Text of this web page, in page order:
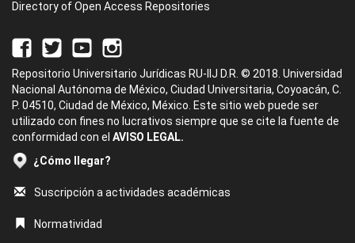
Directory of Open Access Repositories
Repositorio Universitario Jurídicas RU-IIJ D.R. © 2018. Universidad
Nacional Autónoma de México, Ciudad Universitaria, Coyoacán, C.
P. 04510, Ciudad de México, México. Este sitio web puede ser
utilizado con fines no lucrativos siempre que se cite la fuente de
conformidad con el AVISO LEGAL.
¿Cómo llegar?
Suscripción a actividades académicas
Normatividad